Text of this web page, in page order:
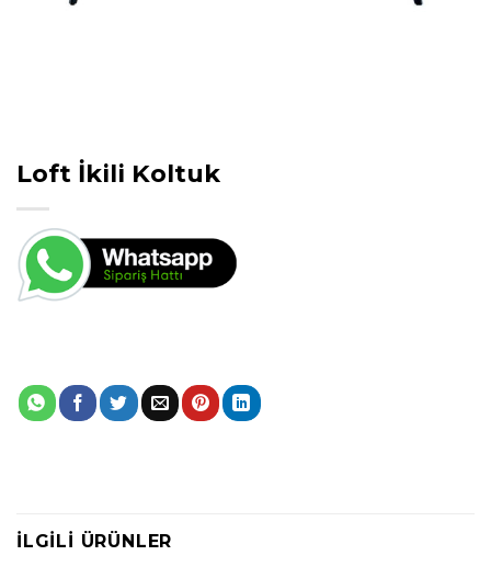
Loft İkili Koltuk
İLGILI ÜRÜNLER